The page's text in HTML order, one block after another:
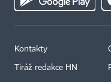
Kontakty
Tiráž redakce HN